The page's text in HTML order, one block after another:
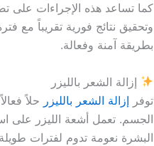
كما تساعد هذه الإجراءات على
وتحقيق نتائج فورية تقريباً مع
بطريقة آمنة وفعالة.
إزالة الشعر بالليزر
توفر إزالة الشعر بالليزر حلاً
الجسم. تعمل أشعة الليزر على
البشرة نعومة تدوم لفترات